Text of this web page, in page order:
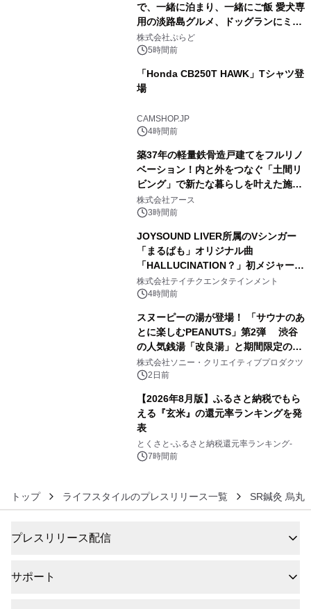
で、一緒に泊まり、一緒にご飯 愛犬専
用の淡路島グルメ、ドッグランにミニ
プール グランピングとトレーラーハウ
スの2施設で
株式会社ぷらど
5時間前
「Honda CB250T HAWK」Tシャツ登
場
CAMSHOP.JP
4時間前
築37年の軽量鉄骨造戸建てをフルリノ
ベーション！内と外をつなぐ「土間リ
ビング」で新たな暮らしを叶えた施工
事例を株式会社アースが公開
株式会社アース
3時間前
JOYSOUND LIVER所属のVシンガー
「まるぱも」オリジナル曲
「HALLUCINATION？」初メジャー配
信リリース決定！
株式会社テイチクエンタテインメント
4時間前
スヌーピーの湯が登場！ 「サウナのあ
とに楽しむPEANUTS」第2弾 渋谷
の人気銭湯「改良湯」と期間限定のコ
ラボレーション サウナイキタイコラ
ボグッズも発売決定！
株式会社ソニー・クリエイティブプロダクツ
2日前
【2026年8月版】ふるさと納税でもら
える『玄米』の還元率ランキングを発
表
とくさと-ふるさと納税還元率ランキング-
7時間前
トップ ライフスタイルのプレスリリース一覧 SR鍼灸 烏丸
プレスリリース配信
サポート